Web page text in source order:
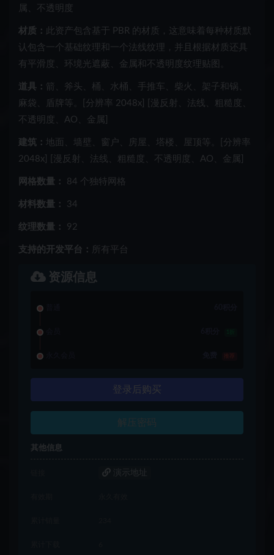
属、不透明度
材质： 此资产包含基于 PBR 的材质，这意味着每种材质默
认包含一个基础纹理和一个法线纹理，并且根据材质还具
有平滑度、环境光遮蔽、金属和不透明度纹理贴图。
道具： 箭、斧头、桶、水桶、手推车、柴火、架子和锅、
麻袋、盾牌等。[分辨率 2048x] [漫反射、法线、粗糙度、
不透明度、AO、金属]
建筑： 地面、墙壁、窗户、房屋、塔楼、屋顶等。[分辨率
2048x] [漫反射、法线、粗糙度、不透明度、AO、金属]
网格数量： 84 个独特网格
材料数量： 34
纹理数量： 92
支持的开发平台： 所有平台
资源信息
推荐
登录后购买
解压密码
其他信息
演示地址